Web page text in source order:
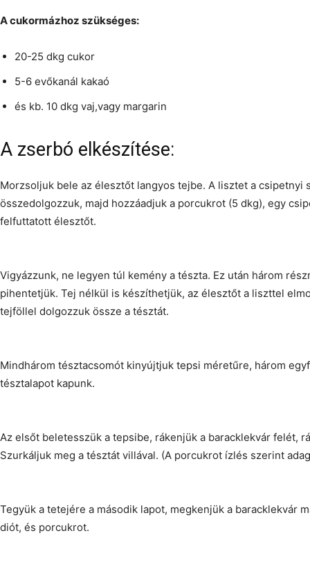
A cukormázhoz szükséges:
20-25 dkg cukor
5-6 evőkanál kakaó
és kb. 10 dkg vaj,vagy margarin
A zserbó elkészítése:
Morzsoljuk bele az élesztőt langyos tejbe. A lisztet a csipetnyi
összedolgozzuk, majd hozzáadjuk a porcukrot (5 dkg), egy
felfuttatott élesztőt.
Vigyázzunk, ne legyen túl kemény a tészta. Ez után három
pihentetjük. Tej nélkül is készíthetjük, az élesztőt a liszttel
tejföllel dolgozzuk össze a tésztát.
Mindhárom tésztacsomót kinyújtjuk tepsi méretűre, három
tésztalapot kapunk.
Az elsőt beletesszük a tepsibe, rákenjük a baracklekvár felét,
Szurkáljuk meg a tésztát villával. (A porcukrot ízlés szerint
Tegyük a tetejére a második lapot, megkenjük a baracklekvár
diót, és porcukrot.